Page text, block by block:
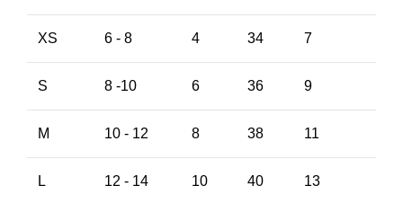
XS 6 - 8 4 34 7
S 8 -10 6 36 9
M 10 - 12 8 38 11
L 12 - 14 10 40 13